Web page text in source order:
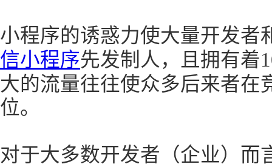
小程序的诱惑力使大量开发者
信小程序先发制人，且拥有着
大的流量往往使众多后来者在
位。
对于大多数开发者（企业）而